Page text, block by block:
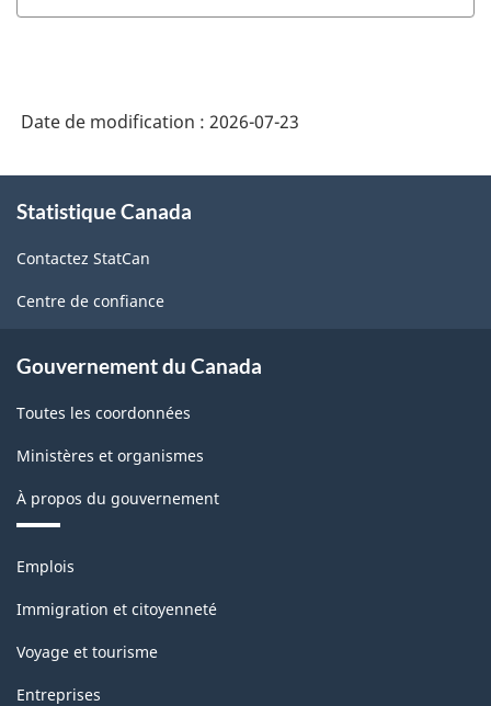
Date de modification : 2026-07-23
propos
ce
site
Statistique Canada
Contactez StatCan
Centre de confiance
Gouvernement du Canada
Toutes les coordonnées
Ministères et organismes
À propos du gouvernement
Thèmes
sujets
Emplois
Immigration et citoyenneté
Voyage et tourisme
Entreprises